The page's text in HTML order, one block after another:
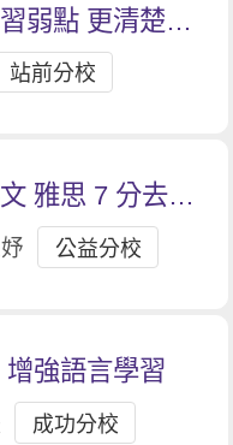
弱點 更清楚自
站前分校
雅思 7 分去留
公益分校
堅持每天學習 增強語言學習
成功分校